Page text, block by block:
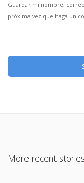
Guardar mi nombre,
próxima vez que haga un
More recent stories